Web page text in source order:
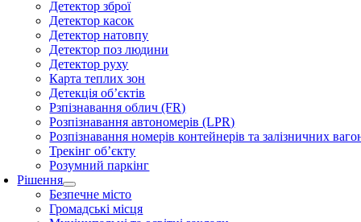
Детектор зброї
Детектор касок
Детектор натовпу
Детектор поз людини
Детектор руху
Карта теплих зон
Детекція об’єктів
Рзпізнавання облич (FR)
Розпізнавання автономерів (LPR)
Розпізнавання номерів контейнерів та залізничних
Трекінг об’єкту
Розумний паркінг
Рішення
Безпечне місто
Громадські місця